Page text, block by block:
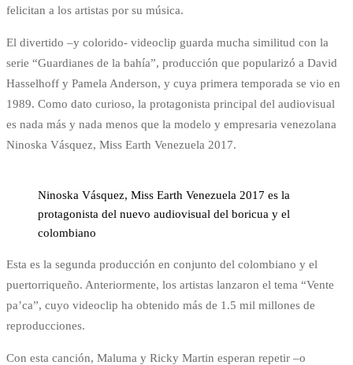
felicitan a los artistas por su música.
El divertido –y colorido- videoclip guarda mucha similitud con la
serie “Guardianes de la bahía”, producción que popularizó a David
Hasselhoff y Pamela Anderson, y cuya primera temporada se vio en
1989. Como dato curioso, la protagonista principal del audiovisual
es nada más y nada menos que la modelo y empresaria venezolana
Ninoska Vásquez, Miss Earth Venezuela 2017.
Ninoska Vásquez, Miss Earth Venezuela 2017 es la
protagonista del nuevo audiovisual del boricua y el
colombiano
Esta es la segunda producción en conjunto del colombiano y el
puertorriqueño. Anteriormente, los artistas lanzaron el tema “Vente
pa’ca”, cuyo videoclip ha obtenido más de 1.5 mil millones de
reproducciones.
Con esta canción, Maluma y Ricky Martin esperan repetir –o